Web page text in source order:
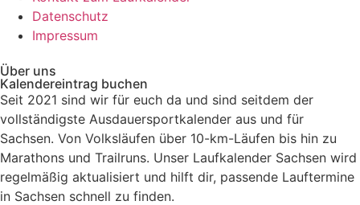
Datenschutz
Impressum
Über uns
Kalendereintrag buchen
Seit 2021 sind wir für euch da und sind seitdem der
vollständigste Ausdauersportkalender aus und für
Sachsen. Von Volksläufen über 10-km-Läufen bis hin zu
Marathons und Trailruns. Unser Laufkalender Sachsen wird
regelmäßig aktualisiert und hilft dir, passende Lauftermine
in Sachsen schnell zu finden.